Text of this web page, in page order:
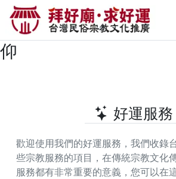
嘉義縣番路鄉提供光
拜好廟‧求好運 找到與
仰
好運服務
歡迎使用我們的好運服務，我們收錄
些宗教服務的項目，在傳統宗教文化
服務都有非常重要的意義，您可以在